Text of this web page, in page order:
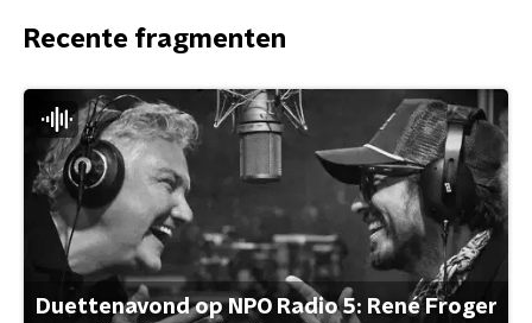
Recente fragmenten
Duettenavond op NPO Radio 5: René Froger